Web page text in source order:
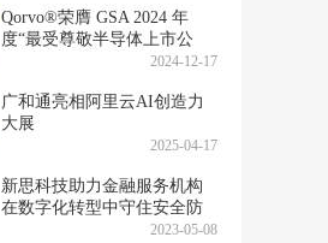
Qorvo®荣膺 GSA 2024 年
度“最受尊敬半导体上市公
2024-12-17
广和通亮相阿里云AI创造力
大展
2025-04-17
新思科技助力金融服务机构
在数字化转型中守住安全防
2023-05-08